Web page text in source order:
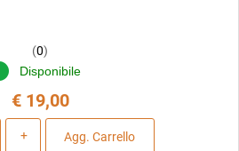
(0)
Disponibile
€ 19,00
Agg. Carrello